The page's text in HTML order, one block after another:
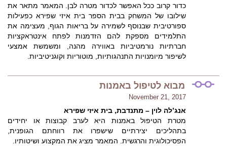
כדור קרוב ככל האפשר לכדור מטרה לבן. המאמר מתאר את
שילובו של המשחק בבית הספר בית איזי שפירא כפעילות
ספורטיבית שבנוסף לשמירה על בריאות הגוף, מעצימה את
התלמידים מספקת להם הזדמנות לפתח אינטראקציות
חברתיות נורמטיביות באווירה מהנה, ומשמשת אמצעי
לשיפור מיומנויות התנהגותיות, מוטוריות וקוגניטיביות.
מבוא לטיפול באמנות
November 21, 2017
אנג’לה לוין – מתנדבת, בית איזי שפירא
מטרת הטיפול באמנות היא לערב קבוצות או יחידים
בתהליכים יצירתיים שישפרו את רווחתם הגופנית,
הפסיכולוגית והרגשית. המאמר מציג את המקצוע ושיטותיו.